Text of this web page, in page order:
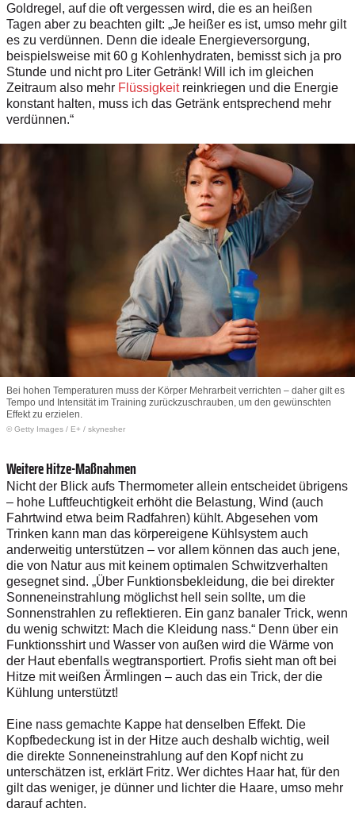
Goldregel, auf die oft vergessen wird, die es an heißen
Tagen aber zu beachten gilt: „Je heißer es ist, umso mehr gilt
es zu verdünnen. Denn die ideale Energieversorgung,
beispielsweise mit 60 g Kohlenhydraten, bemisst sich ja pro
Stunde und nicht pro Liter Getränk! Will ich im gleichen
Zeitraum also mehr Flüssigkeitreinkriegen und die Energie
konstant halten, muss ich das Getränk entsprechend mehr
verdünnen.“
Bei hohen Temperaturen muss der Körper Mehrarbeit verrichten – daher gilt es
Tempo und Intensität im Training zurückzuschrauben, um den gewünschten
Effekt zu erzielen.
© Getty Images / E+ / skynesher
Weitere Hitze-Maßnahmen
Nicht der Blick aufs Thermometer allein entscheidet übrigens
– hohe Luftfeuchtigkeit erhöht die Belastung, Wind (auch
Fahrtwind etwa beim Radfahren) kühlt. Abgesehen vom
Trinken kann man das körper­eigene Kühlsystem auch
anderweitig unterstützen – vor allem können das auch jene,
die von Natur aus mit keinem optimalen Schwitzverhalten
gesegnet sind. „Über Funktionsbekleidung, die bei direkter
Sonneneinstrahlung möglichst hell sein sollte, um die
Sonnenstrahlen zu reflektieren. Ein ganz banaler Trick, wenn
du wenig schwitzt: Mach die Kleidung nass.“ Denn über ein
Funktionsshirt und Wasser von außen wird die Wärme von
der Haut ebenfalls wegtransportiert. Profis sieht man oft bei
Hitze mit weißen Ärmlingen – auch das ein Trick, der die
Kühlung unterstützt!
Eine nass gemachte Kappe hat denselben Effekt. Die
Kopfbedeckung ist in der Hitze auch deshalb wichtig, weil
die direkte Sonneneinstrahlung auf den Kopf nicht zu
unterschätzen ist, erklärt Fritz. Wer dichtes Haar hat, für den
gilt das weniger, je dünner und lichter die Haare, umso mehr
darauf achten.